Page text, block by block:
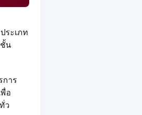
ระเภท
น
การ
อ
ว